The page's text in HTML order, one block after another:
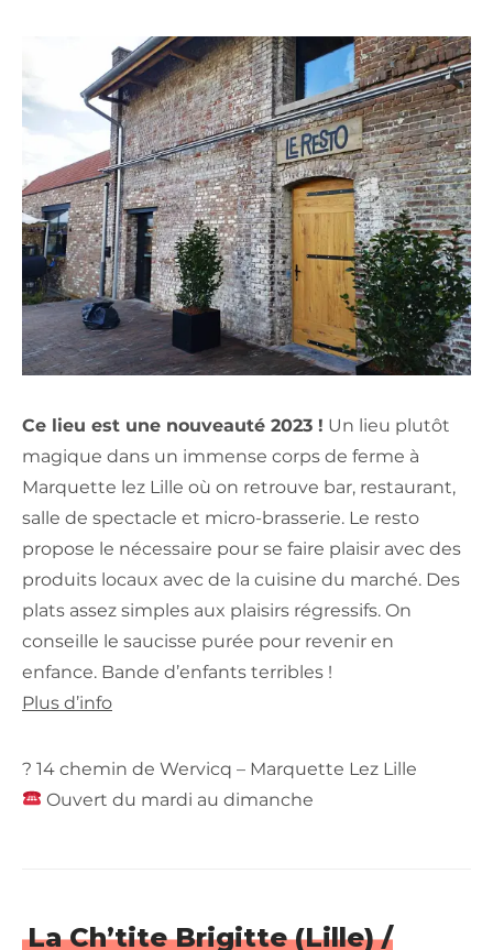
Ce lieu est une nouveauté 2023 ! Un lieu plutôt
magique dans un immense corps de ferme à
Marquette lez Lille où on retrouve bar, restaurant,
salle de spectacle et micro-brasserie. Le resto
propose le nécessaire pour se faire plaisir avec des
produits locaux avec de la cuisine du marché. Des
plats assez simples aux plaisirs régressifs. On
conseille le saucisse purée pour revenir en
enfance. Bande d’enfants terribles !
Plus d’info
? 14 chemin de Wervicq – Marquette Lez Lille
Ouvert du mardi au dimanche
La Ch’tite Brigitte (Lille) /